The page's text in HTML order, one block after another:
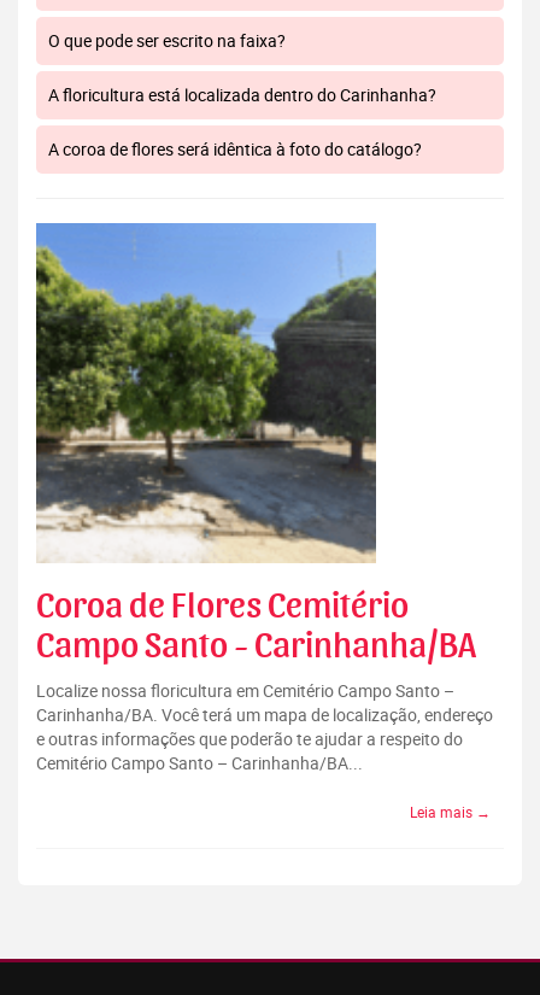
O que pode ser escrito na faixa?
A floricultura está localizada dentro do Carinhanha?
A coroa de flores será idêntica à foto do catálogo?
Coroa de Flores Cemitério
Campo Santo - Carinhanha/BA
Localize nossa floricultura em Cemitério Campo Santo –
Carinhanha/BA. Você terá um mapa de localização, endereço
e outras informações que poderão te ajudar a respeito do
Cemitério Campo Santo – Carinhanha/BA...
Leia mais →